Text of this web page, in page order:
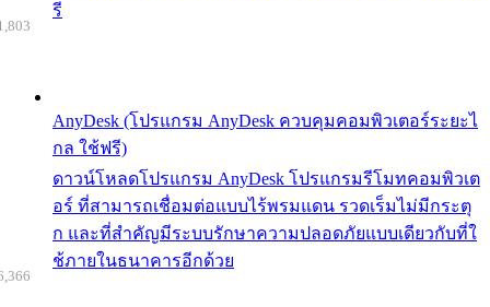
รี
AnyDesk (โปรแกรม AnyDesk ควบคุมคอมพิวเตอร์ระยะไ
กล ใช้ฟรี)
ดาวน์โหลดโปรแกรม AnyDesk โปรแกรมรีโมทคอมพิวเต
อร์ ที่สามารถเชื่อมต่อแบบไร้พรมแดน รวดเร็มไม่มีกระตุ
ก และที่สำคัญมีระบบรักษาความปลอดภัยแบบเดียวกับที่ใ
ช้ภายในธนาคารอีกด้วย